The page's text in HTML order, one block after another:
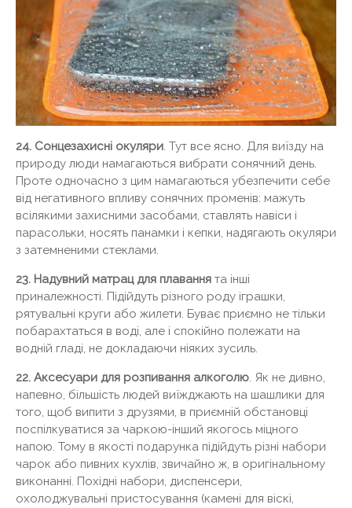
24. Сонцезахисні окуляри. Тут все ясно. Для виїзду на
природу люди намагаються вибрати сонячний день.
Проте одночасно з цим намагаються убезпечити себе
від негативного впливу сонячних променів: мажуть
всілякими захисними засобами, ставлять навіси і
парасольки, носять панамки і кепки, надягають окуляри
з затемненими стеклами.
23. Надувний матрац для плавання та інші
приналежності. Підійдуть різного роду іграшки,
рятувальні круги або жилети. Буває приємно не тільки
побарахтаться в воді, але і спокійно полежати на
водній гладі, не докладаючи ніяких зусиль.
22. Аксесуари для розпивання алкоголю. Як не дивно,
напевно, більшість людей виїжджають на шашлики для
того, щоб випити з друзями, в приємній обстановці
поспілкуватися за чаркою-інший якогось міцного
напою. Тому в якості подарунка підійдуть різні набори
чарок або пивних кухлів, звичайно ж, в оригінальному
виконанні. Похідні набори, диспенсери,
охолоджувальні пристосування (камені для віскі,